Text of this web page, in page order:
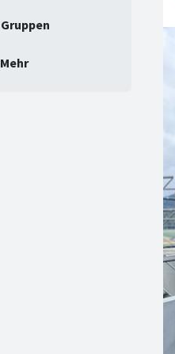
Gruppen
Mehr